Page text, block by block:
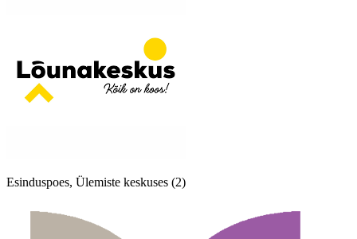
Esinduspoes, Ülemiste keskuses (2)